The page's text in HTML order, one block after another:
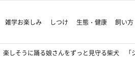
雑学お楽しみ しつけ 生態・健康 飼い方
楽しそうに踊る娘さんをずっと見守る柴犬 「